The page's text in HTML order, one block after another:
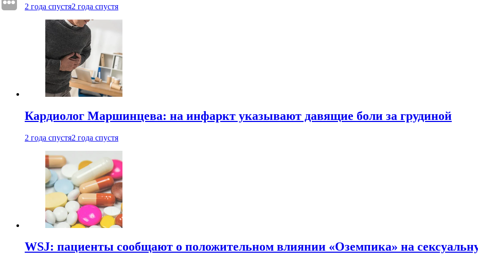
2 года спустя2 года спустя
Кардиолог Маршинцева: на инфаркт указывают давящие боли за грудиной
2 года спустя2 года спустя
WSJ: пациенты сообщают о положительном влиянии «Оземпика» на